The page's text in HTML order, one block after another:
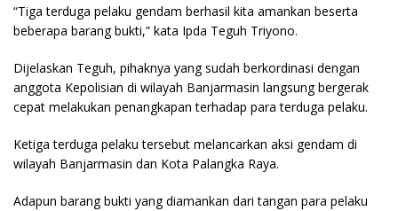
“Tiga terduga pelaku gendam berhasil kita amankan beserta
beberapa barang bukti,” kata Ipda Teguh Triyono.
Dijelaskan Teguh, pihaknya yang sudah berkordinasi dengan
anggota Kepolisian di wilayah Banjarmasin langsung bergerak
cepat melakukan penangkapan terhadap para terduga pelaku.
Ketiga terduga pelaku tersebut melancarkan aksi gendam di
wilayah Banjarmasin dan Kota Palangka Raya.
Adapun barang bukti yang diamankan dari tangan para pelaku